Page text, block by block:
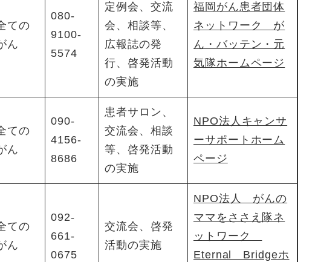
ての
ん
080-
9100-
5574
定例会、交流
会、相談等、
広報誌の発
行、啓発活動
の実施
福岡がん患者団体
ネットワーク が
ん・バッテン・元
気隊ホームページ
ての
ん
090-
4156-
8686
患者サロン、
交流会、相談
等、啓発活動
の実施
NPO法人キャンサ
ーサポートホーム
ページ
ての
ん
092-
661-
0675
交流会、啓発
活動の実施
NPO法人 がんの
ママをささえ隊ネ
ットワーク
Eternal Bridgeホ